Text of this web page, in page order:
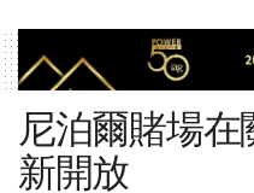
尼泊爾賭場在
新開放